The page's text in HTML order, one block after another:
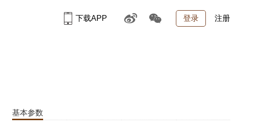
登录 注册
下载APP
基本参数